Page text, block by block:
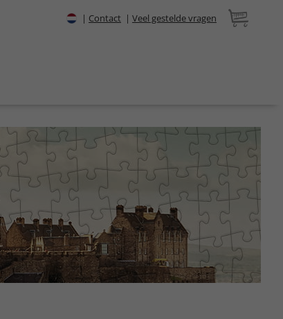
| Contact | Veel gestelde vragen